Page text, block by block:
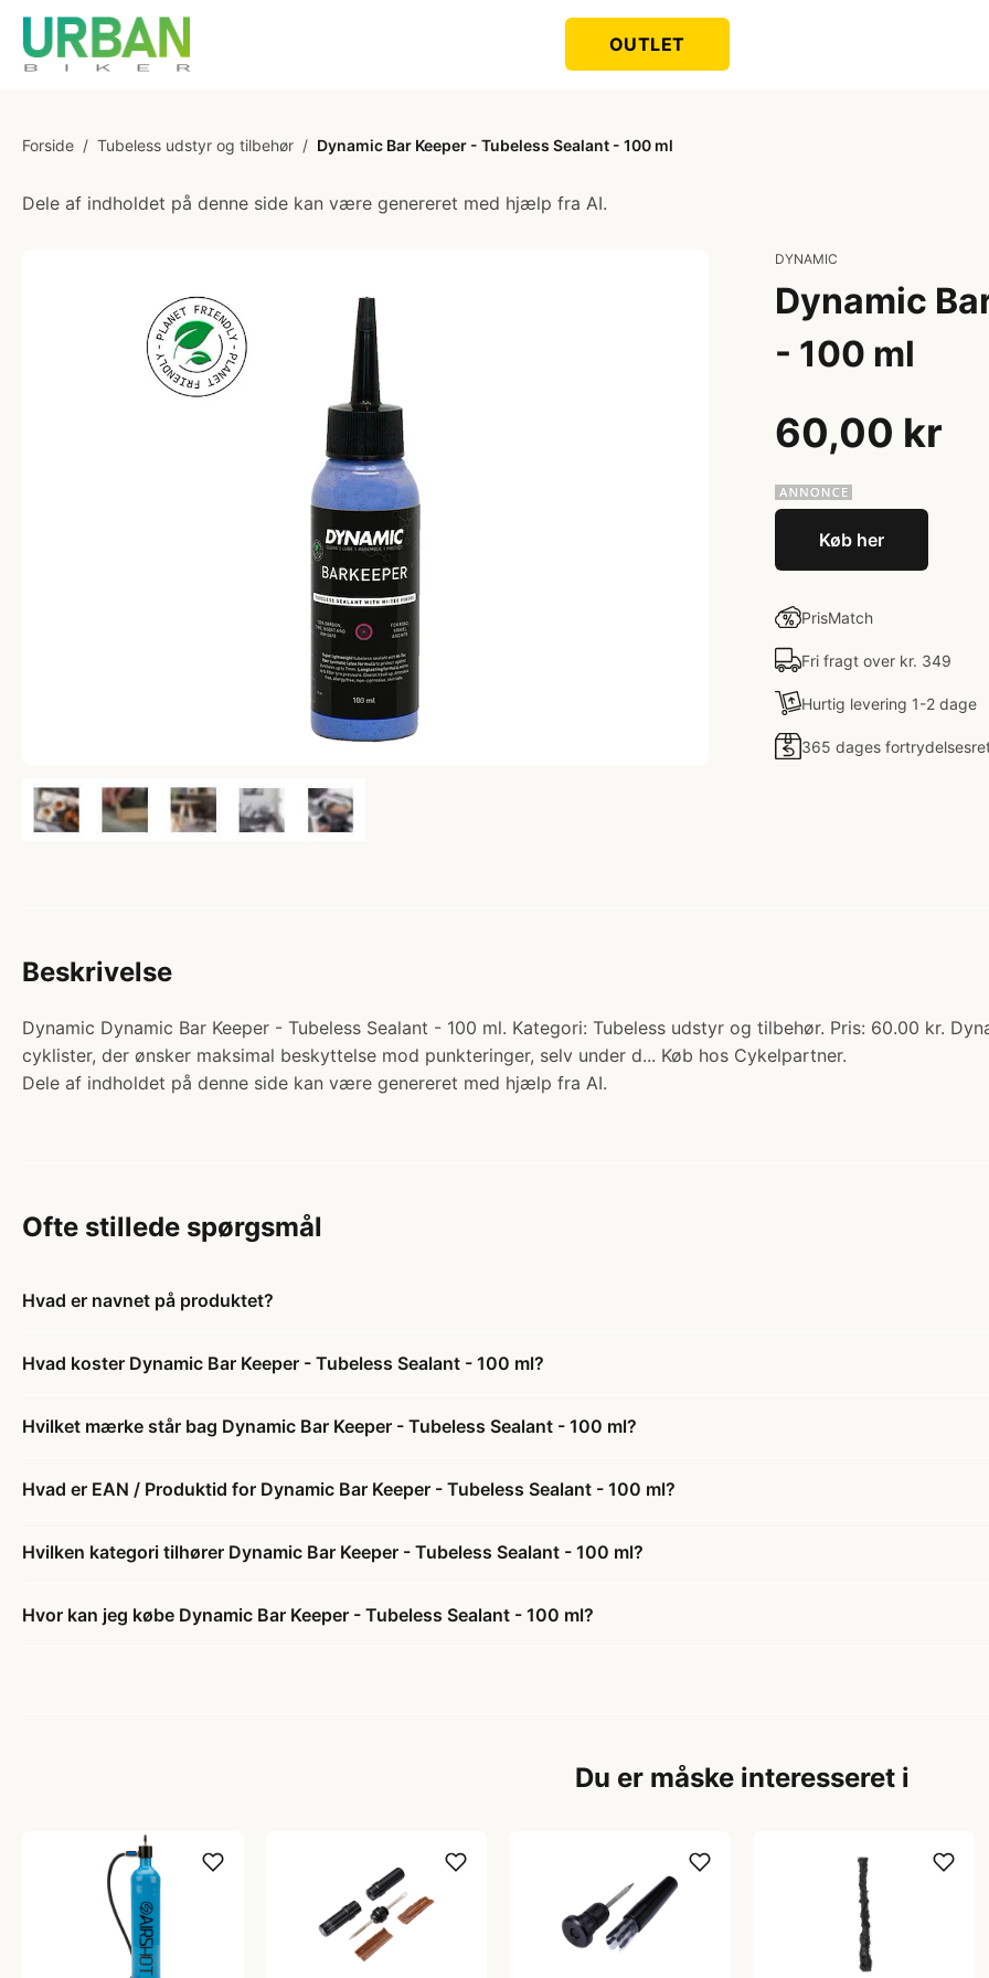
OUTLET
Forside / Tubeless udstyr og tilbehør / Dynamic Bar Keeper - Tubeless Sealant - 100 ml
Dele af indholdet på denne side kan være genereret med hjælp fra AI.
DYNAMIC
Dynamic
- 100 ml
60,00 kr
Køb her
PrisMatch
Fri fragt over kr. 349
Hurtig levering 1-2 dage
365 dages
Beskrivelse
Dynamic Dynamic Bar Keeper - Tubeless Sealant - 100 ml. Kategori: Tubeless udstyr og tilbehør. Pris: 60.00 kr.
cyklister, der ønsker maksimal beskyttelse mod punkteringer, selv under d... Køb hos Cykelpartner.
Dele af indholdet på denne side kan være genereret med hjælp fra AI.
Ofte stillede spørgsmål
Hvad er navnet på produktet?
Hvad koster Dynamic Bar Keeper - Tubeless Sealant - 100 ml?
Hvilket mærke står bag Dynamic Bar Keeper - Tubeless Sealant - 100 ml?
Hvad er EAN / Produktid for Dynamic Bar Keeper - Tubeless Sealant - 100 ml?
Hvilken kategori tilhører Dynamic Bar Keeper - Tubeless Sealant - 100 ml?
Hvor kan jeg købe Dynamic Bar Keeper - Tubeless Sealant - 100 ml?
Du er måske interesseret i